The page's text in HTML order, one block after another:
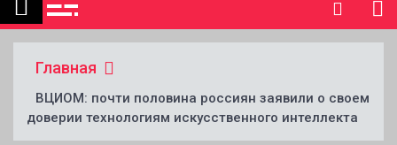
Главная
ВЦИОМ: почти половина россиян заявили о своем
доверии технологиям искусственного интеллекта